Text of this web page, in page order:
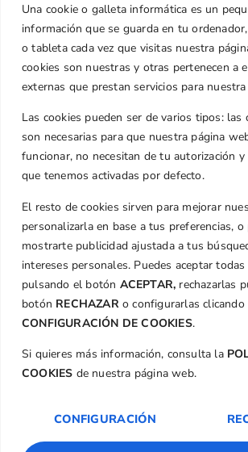
Una cookie o galleta informática es un
información que se guarda en tu
o tableta cada vez que visitas nuestra
cookies son nuestras y otras pertenecen a
externas que prestan servicios para
Las cookies pueden ser de varios tipos: las
son necesarias para que nuestra página
funcionar, no necesitan de tu autorización
que tenemos activadas por defecto.
El resto de cookies sirven para mejorar
personalizarla en base a tus preferencias,
mostrarte publicidad ajustada a tus
intereses personales. Puedes aceptar
pulsando el botón ACEPTAR, rechazarlas
botón RECHAZARo configurarlas clicando
CONFIGURACIÓN DE COOKIES.
Si quieres más información, consulta la
COOKIES de nuestra página web.
CONFIGURACIÓN
Dirección
Centre de L´Esport, Carrer
Caballero, Nº 5, Despachos 2
Valencia
+34 961 367 799
Email
federacion@golfcv.com
Aviso Legal
Política de Privacidad
Transparencia
Normativa
Federación